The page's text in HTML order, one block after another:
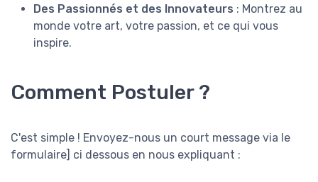
Des Passionnés et des Innovateurs : Montrez au
monde votre art, votre passion, et ce qui vous
inspire.
Comment Postuler ?
C'est simple ! Envoyez-nous un court message via le
formulaire] ci dessous en nous expliquant :